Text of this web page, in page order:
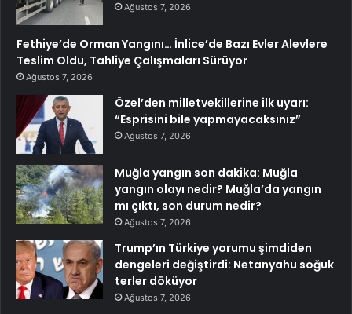
Ağustos 7, 2026
Fethiye’de Orman Yangını… İnlice’de Bazı Evler Alevlere
Teslim Oldu, Tahliye Çalışmaları Sürüyor
Ağustos 7, 2026
Özel’den milletvekillerine ilk uyarı:
“Esprisini bile yapmayacaksınız”
Ağustos 7, 2026
Muğla yangın son dakika: Muğla
yangın olayı nedir? Muğla’da yangın
mı çıktı, son durum nedir?
Ağustos 7, 2026
Trump’ın Türkiye yorumu şimdiden
dengeleri değiştirdi: Netanyahu soğuk
terler döküyor
Ağustos 7, 2026